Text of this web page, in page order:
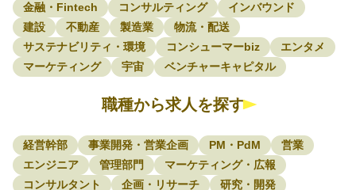
金融・Fintech
コンサルティング
インバウンド
建設
不動産 製造業
物流・配送
サステナビリティ・環境
コンシューマーbiz
エンタメ
マーケティング
宇宙 ベンチャーキャピタル
職種から求人を探す
経営幹部 事業開発・営業企画 PM・PdM
営業
エンジニア
管理部門
マーケティング・広報
コンサルタント
企画・リサーチ
研究・開発